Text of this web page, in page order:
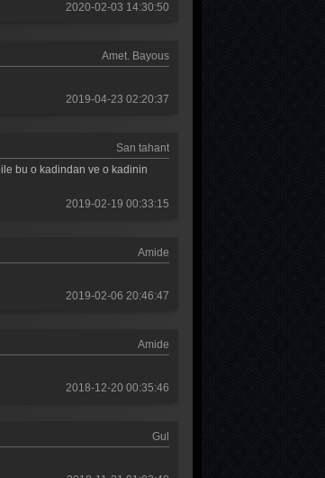
2020-02-03 14:30:50
Amet. Bayous
2019-04-23 02:20:37
San tahant
bu o kadindan ve o kadinin
2019-02-19 00:33:15
Amide
2019-02-06 20:46:47
Amide
2018-12-20 00:35:46
Gul